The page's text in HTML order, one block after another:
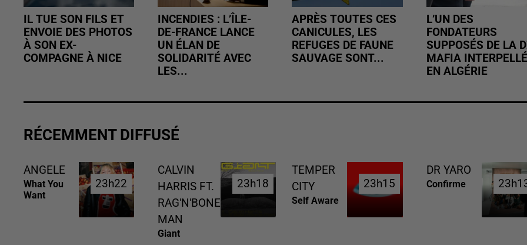
IL TUE SON FILS ET
ENVOIE DES PHOTOS
À SON EX-
COMPAGNE À NICE
INCENDIES : L’ÎLE-
DE-FRANCE LANCE
UN ÉLAN DE
SOLIDARITÉ AVEC
LES...
APRÈS TOUTES CES
CANICULES, LES
REFUGES DE FAUNE
SAUVAGE SONT...
L’UN DES
FONDATEURS
SUPPOSÉS DE LA
MAFIA INTERPELLÉ
EN ALGÉRIE
RÉCEMMENT DIFFUSÉ
ANGELE
What You
Want
23h22
23h22
CALVIN
HARRIS FT.
RAG'N'BONE
MAN
Giant
23h18
23h18
TEMPER
CITY
Self Aware
23h15
23h15
DR YARO
Confirme